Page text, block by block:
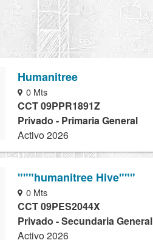
Humanitree
0 Mts
CCT 09PPR1891Z
Privado - Primaria General
Activo 2026
"""humanitree Hive"""
0 Mts
CCT 09PES2044X
Privado - Secundaria General
Activo 2026